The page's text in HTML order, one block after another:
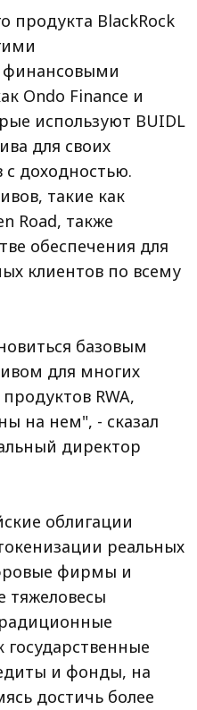
продукта BlackRock
Ondo Finance и
используют BUIDL
для своих
с доходностью.
такие как
Road, также
обеспечения для
клиентов по всему
базовым
для многих
RWA,
на нем", - сказал
директор
облигации
реальных
фирмы и
тяжеловесы
государственные
и фонды, на
достичь более